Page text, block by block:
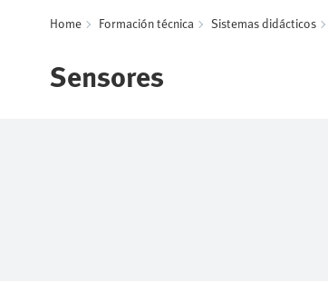
Home Formación técnica Sistemas didácticos
Sensores